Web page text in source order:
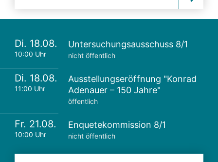
Di. 18.08.
10:00 Uhr
Untersuchungsausschuss 8/1
nicht öffentlich
Di. 18.08.
11:00 Uhr
Ausstellungseröffnung "Konrad
Adenauer – 150 Jahre"
öffentlich
Fr. 21.08.
10:00 Uhr
Enquetekommission 8/1
nicht öffentlich